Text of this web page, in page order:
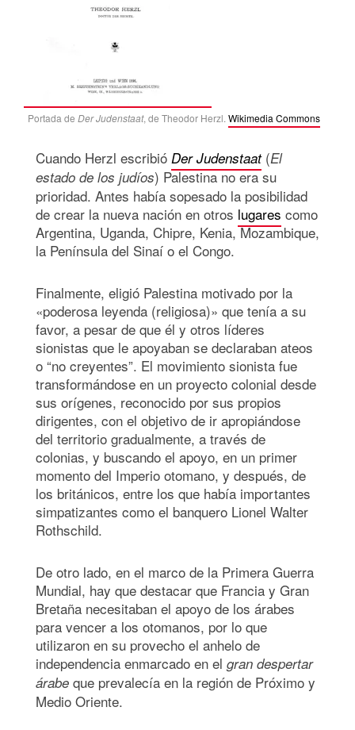
Portada de Der Judenstaat, de Theodor Herzl. Wikimedia Commons
Cuando Herzl escribió Der Judenstaat(El
estado de los judíos) Palestina no era su
prioridad. Antes había sopesado la posibilidad
de crear la nueva nación en otros lugares como
Argentina, Uganda, Chipre, Kenia, Mozambique,
la Península del Sinaí o el Congo.
Finalmente, eligió Palestina motivado por la
«poderosa leyenda (religiosa)» que tenía a su
favor, a pesar de que él y otros líderes
sionistas que le apoyaban se declaraban ateos
o “no creyentes”. El movimiento sionista fue
transformándose en un proyecto colonial desde
sus orígenes, reconocido por sus propios
dirigentes, con el objetivo de ir apropiándose
del territorio gradualmente, a través de
colonias, y buscando el apoyo, en un primer
momento del Imperio otomano, y después, de
los británicos, entre los que había importantes
simpatizantes como el banquero Lionel Walter
Rothschild.
De otro lado, en el marco de la Primera Guerra
Mundial, hay que destacar que Francia y Gran
Bretaña necesitaban el apoyo de los árabes
para vencer a los otomanos, por lo que
utilizaron en su provecho el anhelo de
independencia enmarcado en el gran despertar
árabe que prevalecía en la región de Próximo y
Medio Oriente.